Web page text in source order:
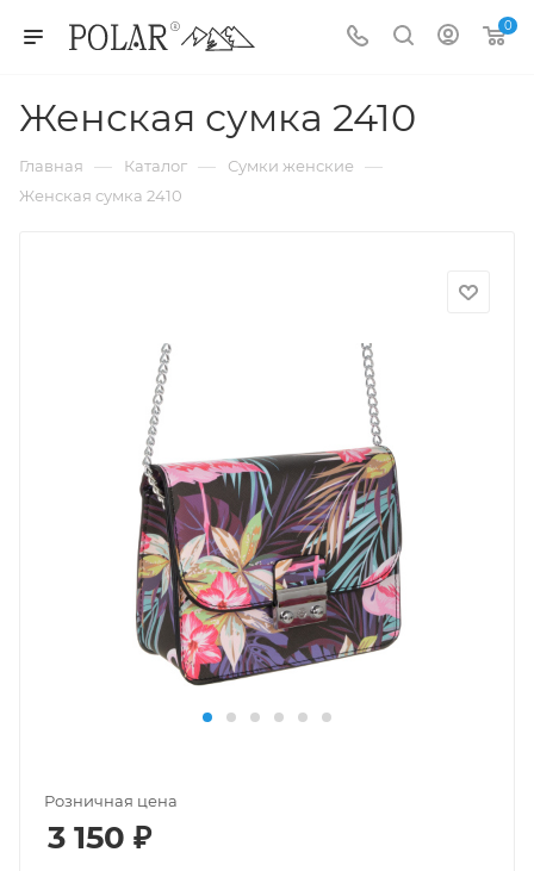
0
Женская сумка 2410
Главная — Каталог — Сумки женские —
Женская сумка 2410
Розничная цена
3 150 ₽